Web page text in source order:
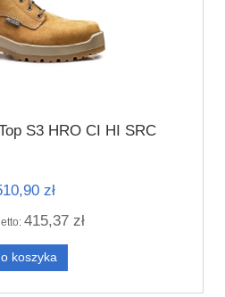
S3 HRO CI HI SRC
zł
415,37 zł
koszyka